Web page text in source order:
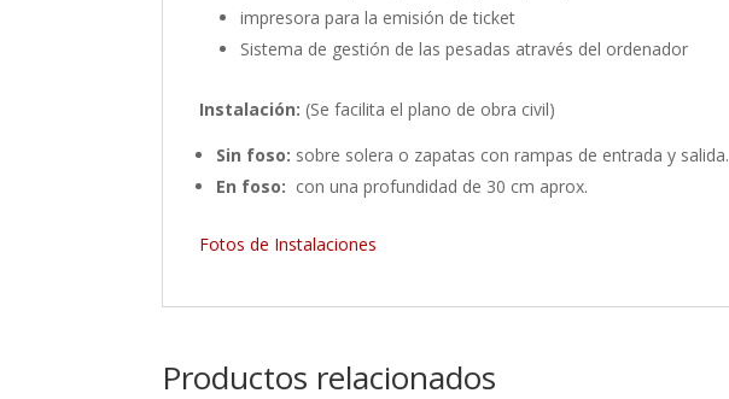
impresora para la emisión de ticket
Sistema de gestión de las pesadas através del ordenador
Instalación: (Se facilita el plano de obra civil)
Sin foso: sobre solera o zapatas con rampas de entrada y salida.
En foso: con una profundidad de 30 cm aprox.
Fotos de Instalaciones
Productos relacionados